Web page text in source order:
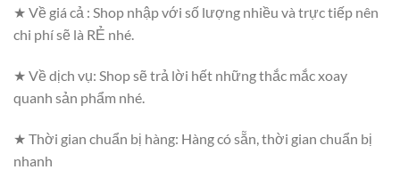
★ Về giá cả : Shop nhập với số lượng nhiều và trực tiếp nên
chi phí sẽ là RẺ nhé.
★ Về dịch vụ: Shop sẽ trả lời hết những thắc mắc xoay
quanh sản phẩm nhé.
★ Thời gian chuẩn bị hàng: Hàng có sẵn, thời gian chuẩn bị
nhanh